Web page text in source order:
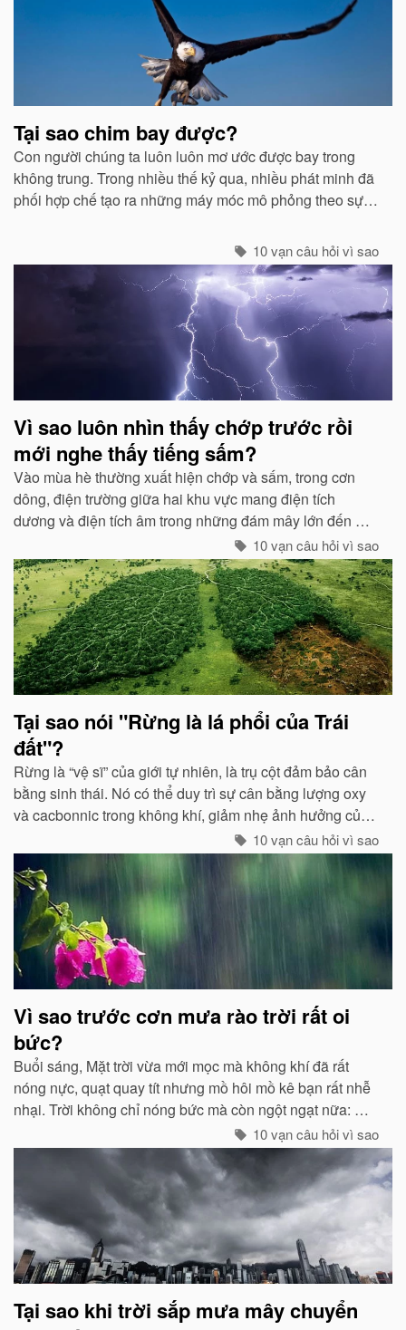
liên
Tại sao chim bay được?
Con người chúng ta luôn luôn mơ ước được bay trong
không trung. Trong nhiều thế kỷ qua, nhiều phát minh đã
phối hợp chế tạo ra những máy móc mô phỏng theo sự
10 vạn câu hỏi vì sao
Vì sao luôn nhìn thấy chớp trước rồi
mới nghe thấy tiếng sấm?
Vào mùa hè thường xuất hiện chớp và sấm, trong cơn
dông, điện trường giữa hai khu vực mang điện tích
dương và điện tích âm trong những đám mây lớn đến một
mức độ nhất định, hai loại điện tích trong quá trình phát
triển sẽ phát ra tia lửa...
10 vạn câu hỏi vì sao
Tại sao nói "Rừng là lá phổi của Trái
đất"?
Rừng là “vệ sĩ” của giới tự nhiên, là trụ cột đảm bảo cân
bằng sinh thái. Nó có thể duy trì sự cân bằng lượng oxy
và cacbonnic trong không khí, giảm nhẹ ảnh hưởng của
các chất thải, khí độc gây nên ô nhiễm, làm trong sạch
môi trường...
10 vạn câu hỏi vì sao
Vì sao trước cơn mưa rào trời rất oi
bức?
Buổi sáng, Mặt trời vừa mới mọc mà không khí đã rất
nóng nực, quạt quay tít nhưng mồ hôi mồ kê bạn rất nhễ
nhại. Trời không chỉ nóng bức mà còn ngột ngạt nữa: Đó
chính là dấu hiệu bắt đẩu của một cơn mưa rào...
10 vạn câu hỏi vì sao
Tại sao khi trời sắp mưa mây chuyển